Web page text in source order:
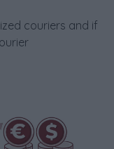
couriers and if